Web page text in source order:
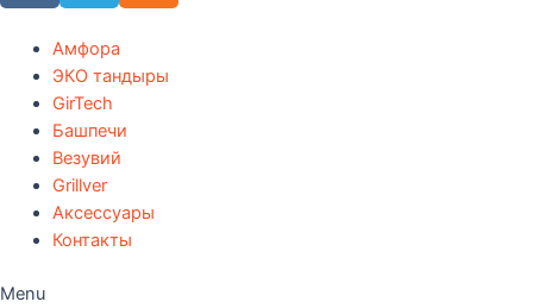
Амфора
ЭКО тандыры
GirTech
Башпечи
Везувий
Grillver
Аксессуары
Контакты
Menu